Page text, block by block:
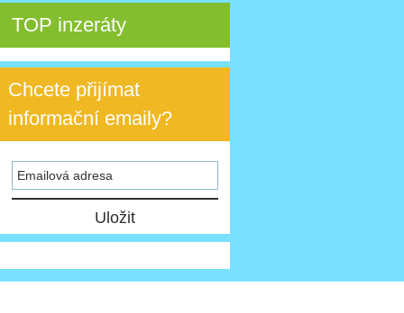
TOP inzeráty
Chcete přijímat
informační emaily?